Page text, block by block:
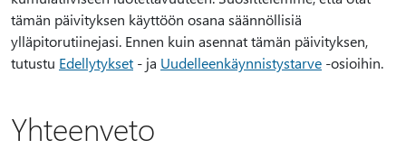
tämän päivityksen käyttöön osana säännöllisiä
ylläpitorutiinejasi. Ennen kuin asennat tämän päivityksen,
tutustu Edellytykset - ja Uudelleenkäynnistystarve -osioihin.
Yhteenveto